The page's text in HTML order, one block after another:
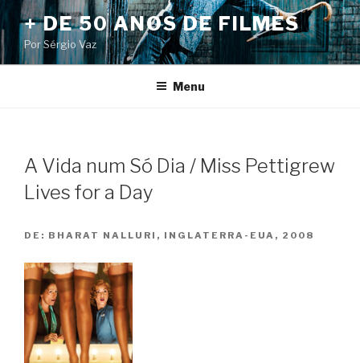
Pular
para
o
conteúdo
+ DE 50 ANOS DE FILMES
Por Sérgio Vaz
Menu
A Vida num Só Dia / Miss Pettigrew
Lives for a Day
DE: BHARAT NALLURI, INGLATERRA-EUA, 2008